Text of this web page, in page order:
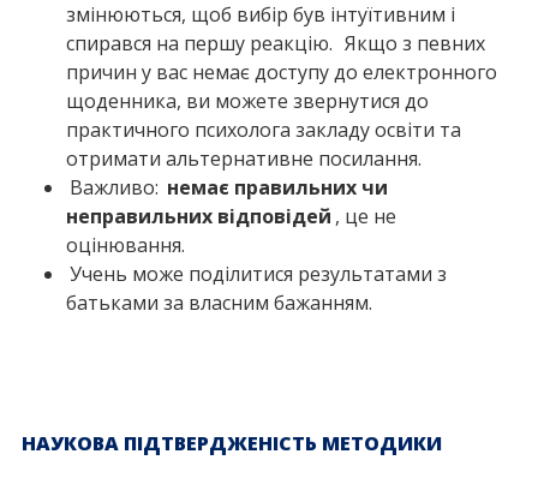
змінюються, щоб вибір був інтуїтивним і
спирався на першу реакцію. Якщо з певних
причин у вас немає доступу до електронного
щоденника, ви можете звернутися до
практичного психолога закладу освіти та
отримати альтернативне посилання.
Важливо: немає правильних чи
неправильних відповідей , це не
оцінювання.
Учень може поділитися результатами з
батьками за власним бажанням.
НАУКОВА ПІДТВЕРДЖЕНІСТЬ МЕТОДИКИ